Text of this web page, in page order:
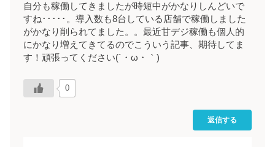
自分も稼働してきましたが時短中がかなりしんどいで
すね･････。導入数も8台している店舗で稼働しました
がかなり削られてました。。最近甘デジ稼働も個人的
にかなり増えてきてるのでこういう記事、期待してま
す！頑張ってください(´・ω・｀)
0
返信する